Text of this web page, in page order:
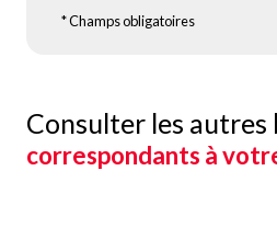
* Champs obligatoires
Consulter les autres
correspondants à